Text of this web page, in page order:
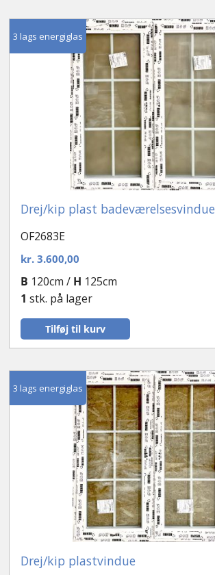
3 lags energiglas
Drej/kip plast badeværelsesvindue
OF2683E
kr.3.600,00
Tilføj til kurv
B 120cm / H 125cm
1 stk. på lager
3 lags energiglas
Drej/kip plastvindue